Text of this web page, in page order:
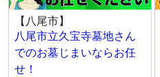
【八尾市】
八尾市立久宝寺墓地さん
でのお墓じまいならお任
せ！